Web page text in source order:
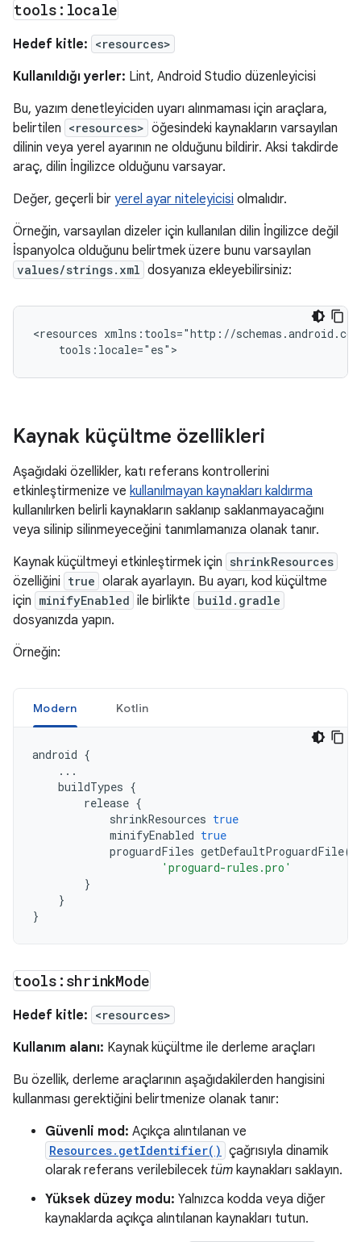
tools:locale
Hedef kitle: <resources>
Kullanıldığı yerler: Lint, Android Studio düzenleyicisi
Bu, yazım denetleyiciden uyarı alınmaması için araçlara,
belirtilen <resources> öğesindeki kaynakların varsayılan
dilinin veya yerel ayarının ne olduğunu bildirir. Aksi takdirde
araç, dilin İngilizce olduğunu varsayar.
Değer, geçerli bir yerel ayar niteleyicisi olmalıdır.
Örneğin, varsayılan dizeler için kullanılan dilin İngilizce değil
İspanyolca olduğunu belirtmek üzere bunu varsayılan
values/strings.xml dosyanıza ekleyebilirsiniz:
<resources
Kaynak küçültme özellikleri
Aşağıdaki özellikler, katı referans kontrollerini
etkinleştirmenize ve kullanılmayan kaynakları kaldırma
kullanılırken belirli kaynakların saklanıp saklanmayacağını
veya silinip silinmeyeceğini tanımlamanıza olanak tanır.
Kaynak küçültmeyi etkinleştirmek için shrinkResources
özelliğini true olarak ayarlayın. Bu ayarı, kod küçültme
için minifyEnabled ile birlikte build.gradle
dosyanızda yapın.
Örneğin:
Modern Kotlin
android {
...
buildTypes {
release {
shrinkResources true
minifyEnabled true
proguardFiles getDefaultProguardFile(
'proguard-rules.pro'
}
}
}
tools:shrinkMode
Hedef kitle: <resources>
Kullanım alanı: Kaynak küçültme ile derleme araçları
Bu özellik, derleme araçlarının aşağıdakilerden hangisini
kullanması gerektiğini belirtmenize olanak tanır:
Güvenli mod: Açıkça alıntılanan ve
Resources.getIdentifier() çağrısıyla dinamik
olarak referans verilebilecek tüm kaynakları saklayın.
Yüksek düzey modu: Yalnızca kodda veya diğer
kaynaklarda açıkça alıntılanan kaynakları tutun.